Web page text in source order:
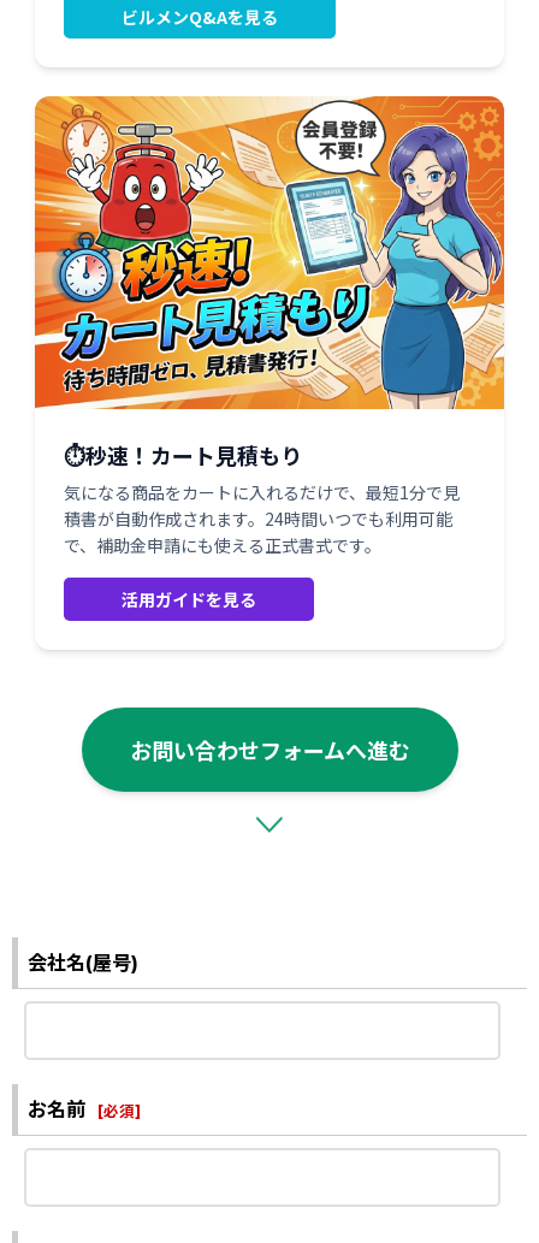
ビルメンQ&Aを見る
⏱️秒速！カート見積もり
気になる商品をカートに入れるだけで、最短1分で見
積書が自動作成されます。24時間いつでも利用可能
で、補助金申請にも使える正式書式です。
活用ガイドを見る
お問い合わせフォームへ進む
会社名(屋号)
お名前 [必須]